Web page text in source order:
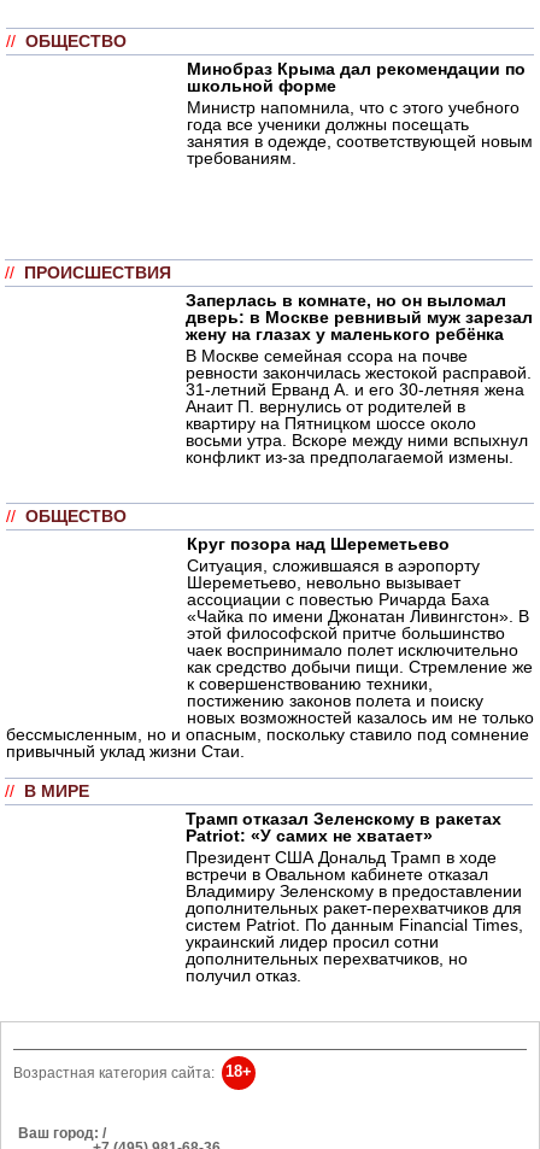
// ОБЩЕСТВО
Минобраз Крыма дал рекомендации по
школьной форме
Министр напомнила, что с этого учебного
года все ученики должны посещать
занятия в одежде, соответствующей новым
требованиям.
// ПРОИСШЕСТВИЯ
Заперлась в комнате, но он выломал
дверь: в Москве ревнивый муж зарезал
жену на глазах у маленького ребёнка
В Москве семейная ссора на почве
ревности закончилась жестокой расправой.
31-летний Ерванд А. и его 30-летняя жена
Анаит П. вернулись от родителей в
квартиру на Пятницком шоссе около
восьми утра. Вскоре между ними вспыхнул
конфликт из-за предполагаемой измены.
// ОБЩЕСТВО
Круг позора над Шереметьево
Ситуация, сложившаяся в аэропорту
Шереметьево, невольно вызывает
ассоциации с повестью Ричарда Баха
«Чайка по имени Джонатан Ливингстон». В
этой философской притче большинство
чаек воспринимало полет исключительно
как средство добычи пищи. Стремление же
к совершенствованию техники,
постижению законов полета и поиску
новых возможностей казалось им не только
бессмысленным, но и опасным, поскольку ставило под сомнение
привычный уклад жизни Стаи.
// В МИРЕ
Трамп отказал Зеленскому в ракетах
Patriot: «У самих не хватает»
Президент США Дональд Трамп в ходе
встречи в Овальном кабинете отказал
Владимиру Зеленскому в предоставлении
дополнительных ракет-перехватчиков для
систем Patriot. По данным Financial Times,
украинский лидер просил сотни
дополнительных перехватчиков, но
получил отказ.
Возрастная категория сайта: 18+
Ваш город: /